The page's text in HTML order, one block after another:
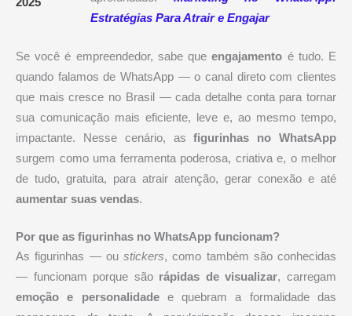
Estratégias Para Atrair e Engajar
Se você é empreendedor, sabe queengajamento é tudo. E
quando falamos de WhatsApp — o canal direto com clientes
que mais cresce no Brasil — cada detalhe conta para tornar
sua comunicação mais eficiente, leve e, ao mesmo tempo,
impactante. Nesse cenário, asfigurinhas no WhatsApp
surgem como uma ferramenta poderosa, criativa e, o melhor
de tudo, gratuita, para atrair atenção, gerar conexão e até
aumentar suas vendas.
Por que as figurinhas no WhatsApp funcionam?
As figurinhas — ou stickers, como também são conhecidas
— funcionam porque são rápidas de visualizar, carregam
emoção e personalidadee quebram a formalidade das